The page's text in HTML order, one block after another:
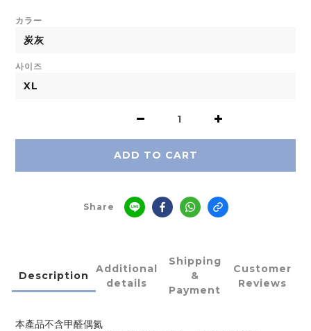
カラー
사이즈
ADD TO CART
Share
Description
Additional
details
Shipping
&
Payment
Customer
Reviews
本產品不含甲醛偶氮